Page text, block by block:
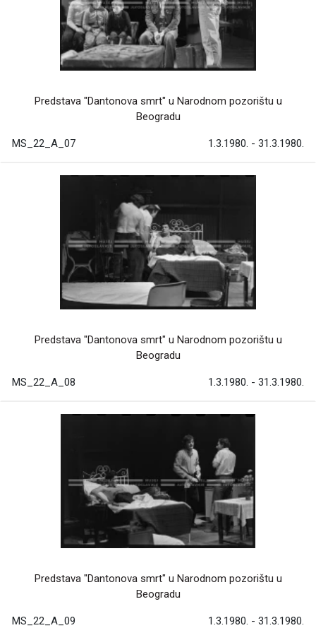
Predstava "Dantonova smrt" u Narodnom pozorištu u
Beogradu
MS_22_A_07 1.3.1980. - 31.3.1980.
Predstava "Dantonova smrt" u Narodnom pozorištu u
Beogradu
MS_22_A_08 1.3.1980. - 31.3.1980.
Predstava "Dantonova smrt" u Narodnom pozorištu u
Beogradu
MS_22_A_09 1.3.1980. - 31.3.1980.